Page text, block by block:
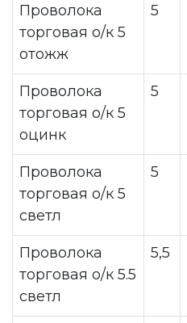
Проволока
торговая о/к 5
отожж
5
Проволока
торговая о/к 5
оцинк
5
Проволока
торговая о/к 5
светл
5
Проволока
торговая о/к 5.5
светл
5,5